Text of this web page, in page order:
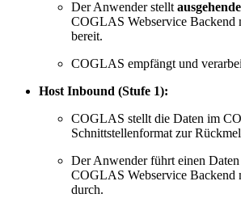
Der Anwender stellt ausgehende
COGLAS Webservice Backend
bereit.
COGLAS empfängt und
Host Inbound (Stufe 1):
COGLAS stellt die Daten im
Schnittstellenformat zur
Der Anwender führt einen
COGLAS Webservice Backend
durch.